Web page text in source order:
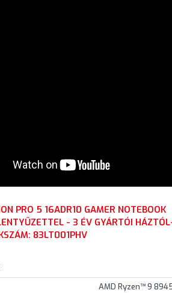
PRO 5 16ADR10 GAMER NOTEBOOK
- 3 ÉV GYÁRTÓI
83LT001PHV
AMD Ryzen™ 9